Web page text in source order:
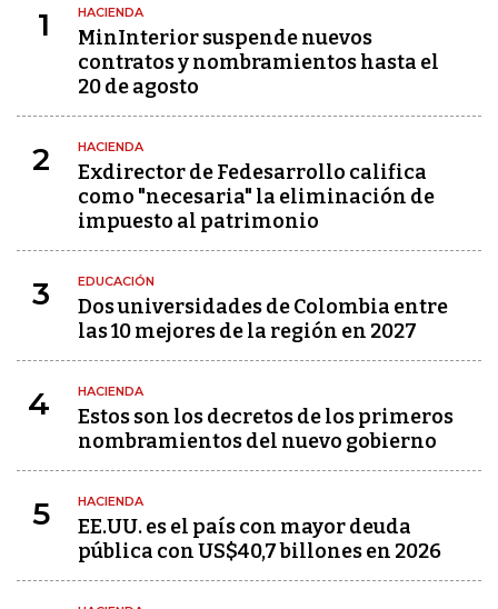
1 HACIENDA
MinInterior suspende nuevos
contratos y nombramientos hasta el
20 de agosto
2 HACIENDA
Exdirector de Fedesarrollo califica
como "necesaria" la eliminación de
impuesto al patrimonio
3 EDUCACIÓN
Dos universidades de Colombia entre
las 10 mejores de la región en 2027
4 HACIENDA
Estos son los decretos de los primeros
nombramientos del nuevo gobierno
5 HACIENDA
EE.UU. es el país con mayor deuda
pública con US$40,7 billones en 2026